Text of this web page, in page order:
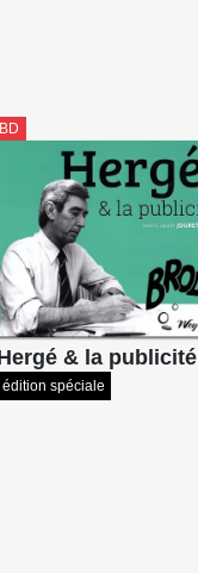
BD
& la publicité
édition spéciale